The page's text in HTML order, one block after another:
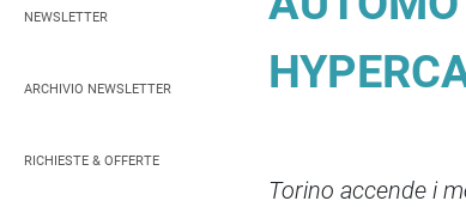
Torino accende i
NEWSLETTER
ARCHIVIO NEWSLETTER
RICHIESTE & OFFERTE